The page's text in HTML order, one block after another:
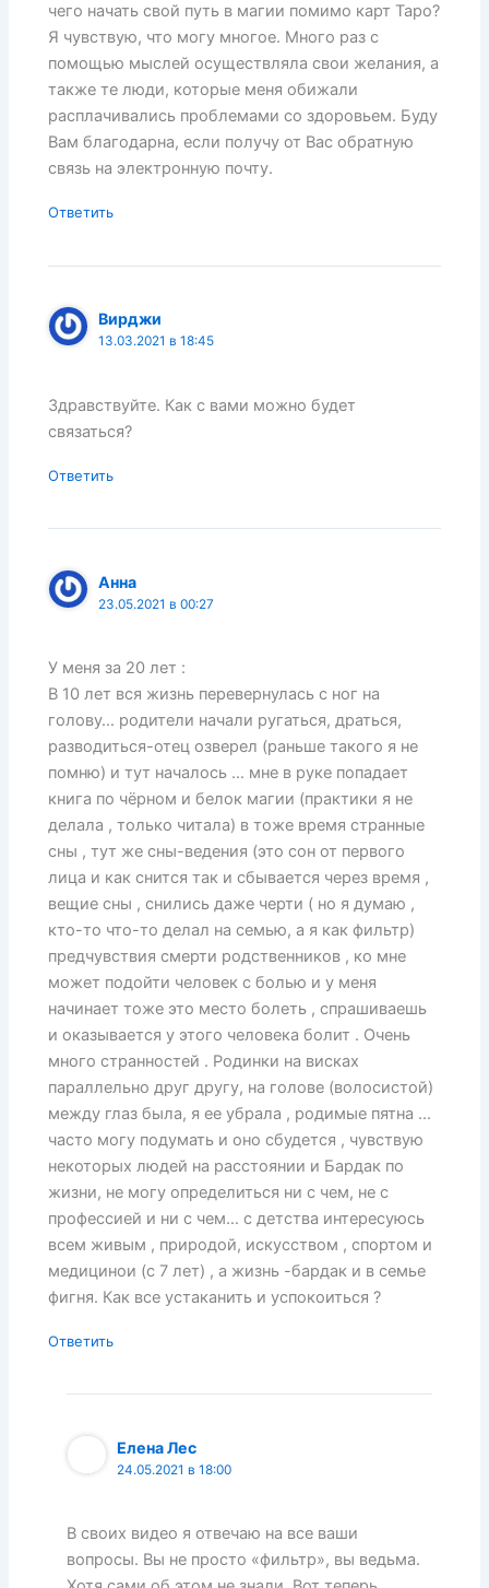
чего начать свой путь в магии помимо карт Таро?
Я чувствую, что могу многое. Много раз с
помощью мыслей осуществляла свои желания, а
также те люди, которые меня обижали
расплачивались проблемами со здоровьем. Буду
Вам благодарна, если получу от Вас обратную
связь на электронную почту.
Ответить
Вирджи
13.03.2021 в 18:45
Здравствуйте. Как с вами можно будет
связаться?
Ответить
Анна
23.05.2021 в 00:27
У меня за 20 лет :
В 10 лет вся жизнь перевернулась с ног на
голову… родители начали ругаться, драться,
разводиться-отец озверел (раньше такого я не
помню) и тут началось … мне в руке попадает
книга по чёрном и белок магии (практики я не
делала , только читала) в тоже время странные
сны , тут же сны-ведения (это сон от первого
лица и как снится так и сбывается через время ,
вещие сны , снились даже черти ( но я думаю ,
кто-то что-то делал на семью, а я как фильтр)
предчувствия смерти родственников , ко мне
может подойти человек с болью и у меня
начинает тоже это место болеть , спрашиваешь
и оказывается у этого человека болит . Очень
много странностей . Родинки на висках
параллельно друг другу, на голове (волосистой)
между глаз была, я ее убрала , родимые пятна …
часто могу подумать и оно сбудется , чувствую
некоторых людей на расстоянии и Бардак по
жизни, не могу определиться ни с чем, не с
профессией и ни с чем… с детства интересуюсь
всем живым , природой, искусством , спортом и
медицинои (с 7 лет) , а жизнь -бардак и в семье
фигня. Как все устаканить и успокоиться ?
Ответить
Елена Лес
24.05.2021 в 18:00
В своих видео я отвечаю на все ваши
вопросы. Вы не просто «фильтр», вы ведьма.